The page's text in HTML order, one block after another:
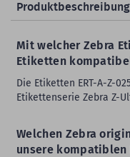
Produktbeschreibung
Mit welcher Zebra
Etiketten
Die Etiketten ERT-A-Z-
Etikettenserie Zebra Z-
Welchen Zebra
unsere kompatiblen